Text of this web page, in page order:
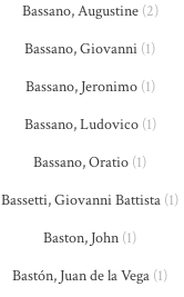
Bassano, Augustine(2)
Bassano, Giovanni (1)
Bassano, Jeronimo(1)
Bassano, Ludovico(1)
Bassano, Oratio (1)
Bassetti, Giovanni Battista (1)
Baston, John (1)
Bastón, Juan de la Vega (1)